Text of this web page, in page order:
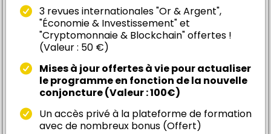
3 revues internationales "Or & Argent",
"Économie & Investissement" et
"Cryptomonnaie & Blockchain" offertes !
(Valeur : 50 €)
Mises à jour offertes à vie pour actualiser
le programme en fonction de la nouvelle
conjoncture (Valeur : 100€)
Un accès privé à la plateforme de formation
avec de nombreux bonus (Offert)